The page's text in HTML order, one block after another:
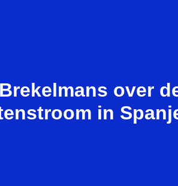
over
in